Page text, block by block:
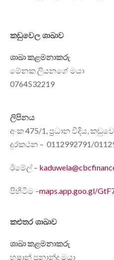
කඩුවෙල ශාඛාව
ශාඛා කළමනාකරු
මේනක ලියනගේ මයා
0764532219
ලිපිනය
අංක 475/1, ප්‍රධාන වීදිය,
දුරකථන – 0112992791/
ඊමේල් –
පිහිටීම –maps.app.goo.gl/
කළුතර ශාඛාව
ශාඛා කළමනාකරු
හෂාන් ප්‍රනාන්දු මයා